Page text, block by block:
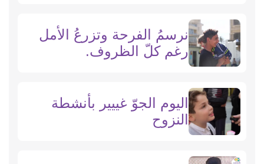
نرسمُ الفرحة وتزرعُ الأمل
رغم كلّ الظروف.
اليوم الجوّ غييير بأنشطة
النزوح